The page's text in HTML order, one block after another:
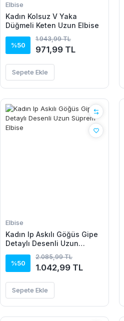
Elbise
Kadın Kolsuz V Yaka
Düğmeli Keten Uzun Elbise
%50
1.943,99 TL
971,99 TL
Sepete Ekle
Elbise
Kadın Ip Askılı Göğüs Gipe
Detaylı Desenli Uzun
%50
2.085,99 TL
1.042,99 TL
Sepete Ekle